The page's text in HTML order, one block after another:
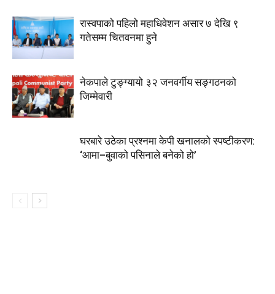
रास्वपाको पहिलो महाधिवेशन असार ७ देखि ९
गतेसम्म चितवनमा हुने
नेकपाले टुङ्ग्यायो ३२ जनवर्गीय सङ्गठनको
जिम्मेवारी
घरबारे उठेका प्रश्नमा केपी खनालको स्पष्टीकरण:
‘आमा–बुवाको पसिनाले बनेको हो’